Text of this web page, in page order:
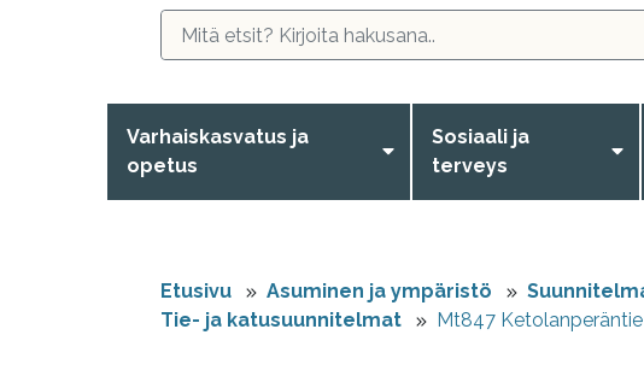
Varhaiskasvatus ja
opetus
Sosiaali ja
terveys
Etusivu Asuminen ja ympäristö
Tie- ja katusuunnitelmat
Mt847 Ketolanperäntie